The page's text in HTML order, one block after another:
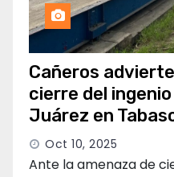
Cañeros
cierre del
Juárez en
Oct 10, 2025
Ante la amenaza de